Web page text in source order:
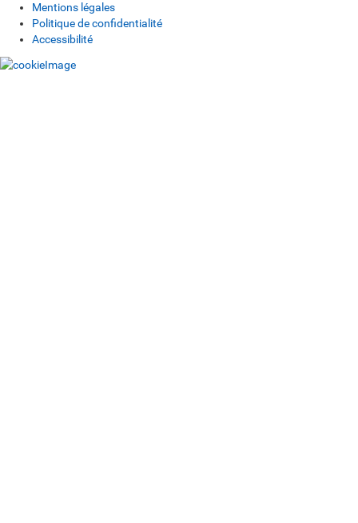
Mentions légales
Politique de confidentialité
Accessibilité